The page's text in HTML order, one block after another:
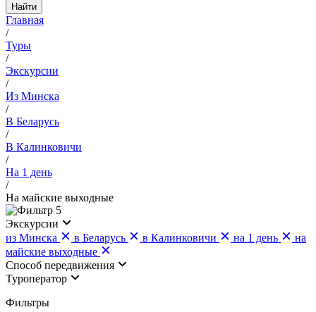
Найти
Главная
/
Туры
/
Экскурсии
/
Из Минска
/
В Беларусь
/
В Калинковичи
/
На 1 день
/
На майские выходные
5
Экскурсии
из Минска
в Беларусь в Калинковичи на 1 день
на
майские выходные
Cпособ передвижения
Туроператор
Фильтры